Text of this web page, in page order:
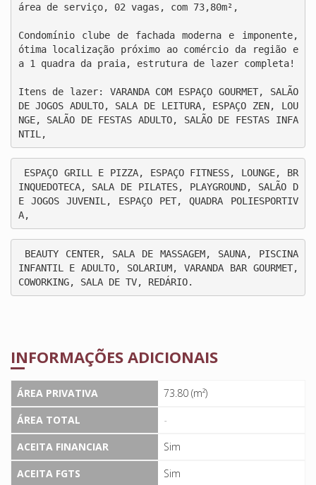
área de serviço, 02 vagas, com 73,80m²,
Condomínio clube de fachada moderna e imponente,
ótima localização próximo ao comércio da região e
a 1 quadra da praia, estrutura de lazer completa!
Itens de lazer: VARANDA COM ESPAÇO GOURMET, SALÃO
DE JOGOS ADULTO, SALA DE LEITURA, ESPAÇO ZEN, LOU
NGE, SALÃO DE FESTAS ADULTO, SALÃO DE FESTAS INFA
NTIL,
INQUEDOTECA, SALA DE PILATES, PLAYGROUND, SALÃO D
E JOGOS JUVENIL, ESPAÇO PET, QUADRA POLIESPORTIV
A,
INFANTIL E ADULTO, SOLARIUM, VARANDA BAR GOURMET,
COWORKING, SALA DE TV, REDÁRIO.
INFORMAÇÕES ADICIONAIS
ÁREA PRIVATIVA
73.80 (m²)
ÁREA TOTAL
-
ACEITA FINANCIAR
Sim
ACEITA FGTS
Sim